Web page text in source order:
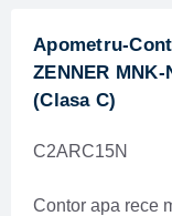
Apometru-
ZENNER
(Clasa C)
C2ARC15N
Contor apa rece